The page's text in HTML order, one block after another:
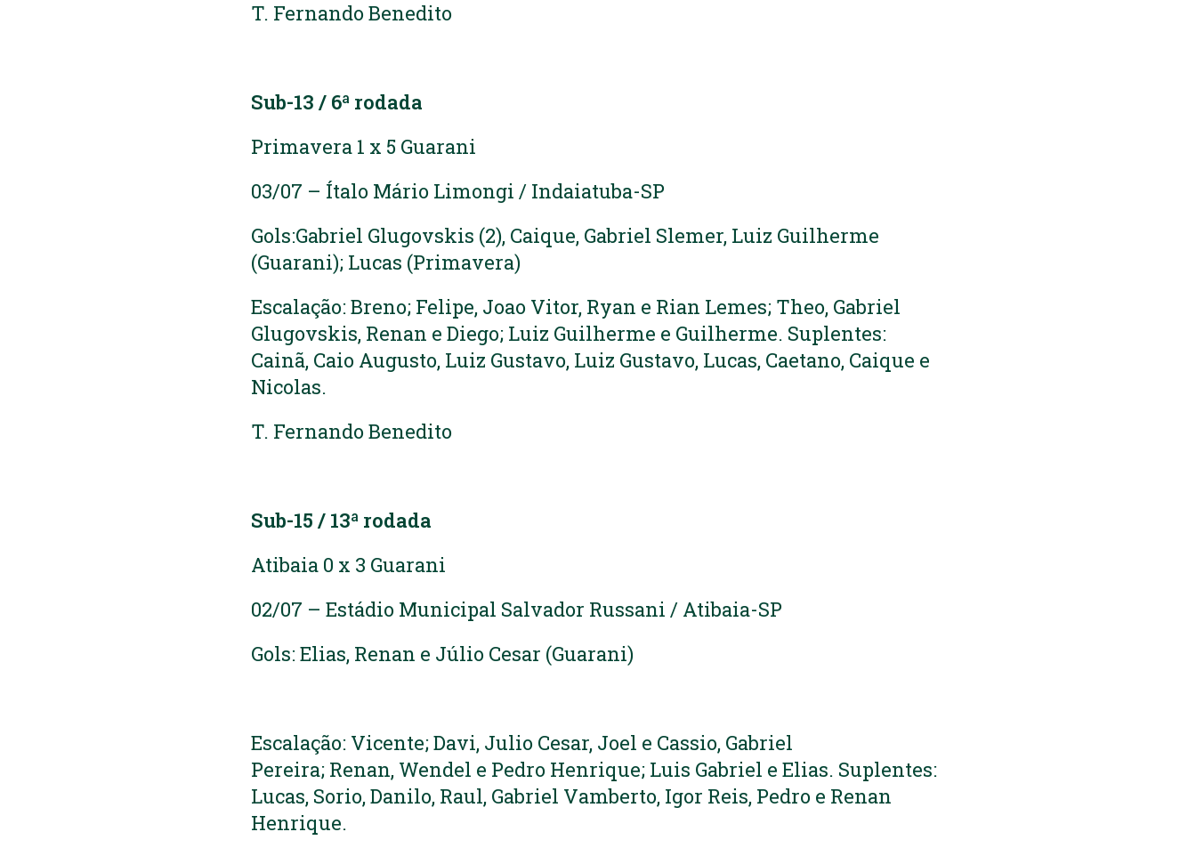
T. Fernando Benedito
Sub-13 / 6ª rodada
Primavera 1 x 5 Guarani
03/07 – Ítalo Mário Limongi / Indaiatuba-SP
Gols:Gabriel Glugovskis (2), Caique, Gabriel Slemer, Luiz Guilherme
(Guarani); Lucas (Primavera)
Escalação: Breno; Felipe, Joao Vitor, Ryan e Rian Lemes; Theo, Gabriel
Glugovskis, Renan e Diego; Luiz Guilherme e Guilherme. Suplentes:
Cainã, Caio Augusto, Luiz Gustavo, Luiz Gustavo, Lucas, Caetano, Caique e
Nicolas.
T. Fernando Benedito
Sub-15 / 13ª rodada
Atibaia 0 x 3 Guarani
02/07 – Estádio Municipal Salvador Russani / Atibaia-SP
Gols: Elias, Renan e Júlio Cesar (Guarani)
Escalação: Vicente; Davi, Julio Cesar, Joel e Cassio, Gabriel
Pereira; Renan, Wendel e Pedro Henrique; Luis Gabriel e Elias. Suplentes:
Lucas, Sorio, Danilo, Raul, Gabriel Vamberto, Igor Reis, Pedro e Renan
Henrique.